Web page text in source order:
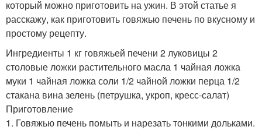
который можно приготовить на ужин. В этой статье я
расскажу, как приготовить говяжью печень по вкусному и
простому рецепту.
Ингредиенты 1 кг говяжьей печени 2 луковицы 2
столовые ложки растительного масла 1 чайная ложка
муки 1 чайная ложка соли 1/2 чайной ложки перца 1/2
стакана вина зелень (петрушка, укроп, кресс-салат)
Приготовление
1. Говяжью печень помыть и нарезать тонкими дольками.